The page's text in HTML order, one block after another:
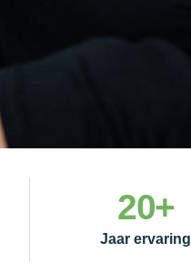
Jaar ervaring
20+